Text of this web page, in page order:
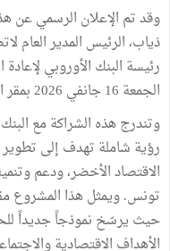
وقد تم الإعلان الرسمي عن
ذياب، الرئيس المدير العام
رئيسة البنك الأوروبي
الجمعة 16 جانفي 2026 بمقر اتصالات تونس في تونس.
وتندرج هذه الشراكة مع
رؤية شاملة تهدف إلى تطوير
الاقتصاد الأخضر، ودعم
تونس. ويمثل هذا المشروع
حيث يرسّخ نموذجاً جديداً
الأهداف الاقتصادية